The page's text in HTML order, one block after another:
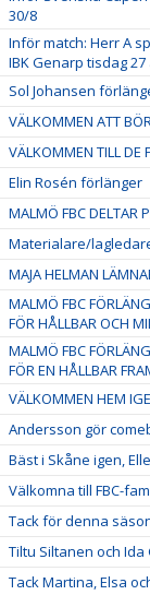
30/8
Inför match: Herr A
IBK Genarp tisdag 27
Sol Johansen
VÄLKOMMEN ATT
VÄLKOMMEN TILL DE
Elin Rosén förlänger
MALMÖ FBC DELTAR
Materialare/
MAJA HELMAN
MALMÖ FBC
FÖR HÅLLBAR OCH
MALMÖ FBC
FÖR EN HÅLLBAR
VÄLKOMMEN HEM
Andersson gör
Bäst i Skåne igen,
Välkomna till FBC-
Tack för denna
Tiltu Siltanen och Ida
Tack Martina, Elsa